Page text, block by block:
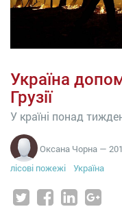
Україна
Грузії
У країні понад
Оксана Чорна —
лісові пожежі
Україна